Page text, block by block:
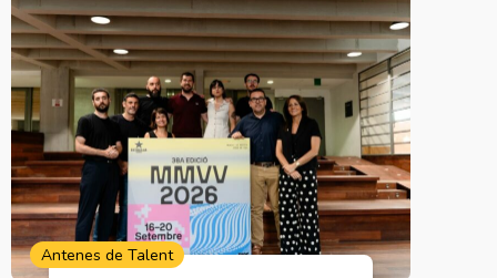
Antenes de Talent